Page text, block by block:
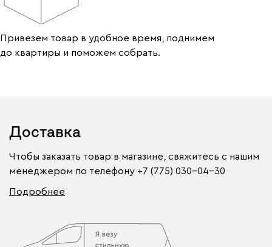
Привезем товар в удобное время, поднимем
до квартиры и поможем собрать.
Доставка
Чтобы заказать товар в магазине, свяжитесь с нашим
менеджером по телефону +7 (775) 030-04-30
Подробнее